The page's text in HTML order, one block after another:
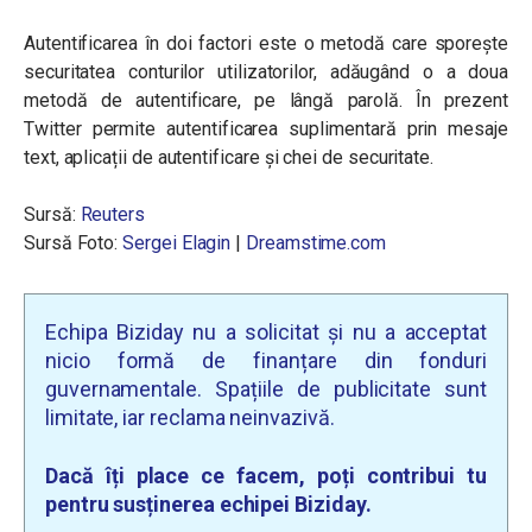
Autentificarea în doi factori este o metodă care sporește
securitatea conturilor utilizatorilor, adăugând o a doua
metodă de autentificare, pe lângă parolă. În prezent
Twitter permite autentificarea suplimentară prin mesaje
text, aplicații de autentificare și chei de securitate.
Sursă: Reuters
Sursă Foto: Sergei Elagin | Dreamstime.com
Echipa Biziday nu a solicitat și nu a acceptat
nicio formă de finanțare din fonduri
guvernamentale. Spațiile de publicitate sunt
limitate, iar reclama neinvazivă.
Dacă îți place ce facem, poți contribui tu
pentru susținerea echipei Biziday.